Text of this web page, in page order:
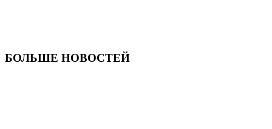
БОЛЬШЕ НОВОСТЕЙ